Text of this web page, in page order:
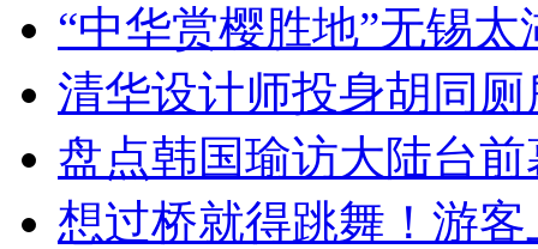
“中华赏樱胜地”无锡
清华设计师投身胡同
盘点韩国瑜访大陆台
想过桥就得跳舞！游客